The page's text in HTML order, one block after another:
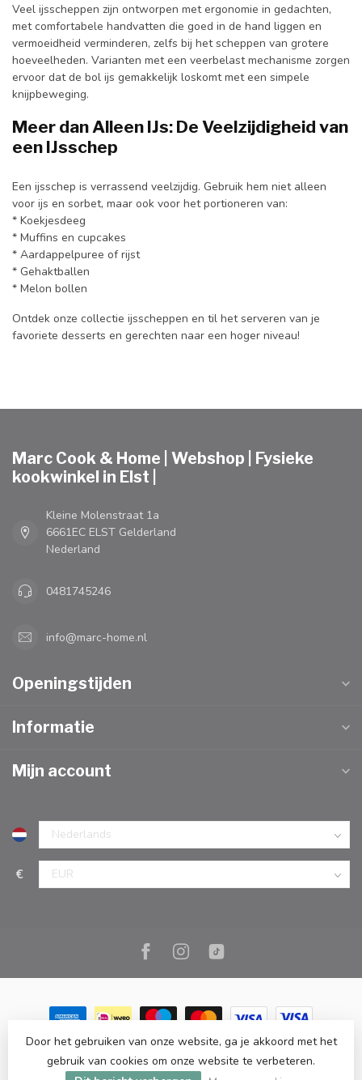
Veel ijsscheppen zijn ontworpen met ergonomie in gedachten,
met comfortabele handvatten die goed in de hand liggen en
vermoeidheid verminderen, zelfs bij het scheppen van grotere
hoeveelheden. Varianten met een veerbelast mechanisme zorgen
ervoor dat de bol ijs gemakkelijk loskomt met een simpele
knijpbeweging.
Meer dan Alleen IJs: De Veelzijdigheid van
een IJsschep
Een ijsschep is verrassend veelzijdig. Gebruik hem niet alleen
voor ijs en sorbet, maar ook voor het portioneren van:
* Koekjesdeeg
* Muffins en cupcakes
* Aardappelpuree of rijst
* Gehaktballen
* Melon bollen
Ontdek onze collectie ijsscheppen en til het serveren van je
favoriete desserts en gerechten naar een hoger niveau!
Marc Cook & Home | Webshop | Fysieke
kookwinkel in Elst |
Kleine Molenstraat 1a
6661EC ELST Gelderland
Nederland
0481745246
info@marc-home.nl
Openingstijden
Informatie
Mijn account
€
© Copyright 2026 Marc Cook & Home | Webshop | Fysieke
kookwinkel in Elst |- Powered byLightspeed-Lightspeed design
Door het gebruiken van onze website, ga je akkoord met het
gebruik van cookies om onze website te verbeteren.